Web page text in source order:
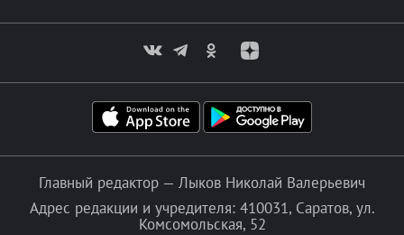
Главный редактор — Лыков Николай Валерьевич
Адрес редакции и учредителя: 410031, Саратов, ул.
Комсомольская, 52